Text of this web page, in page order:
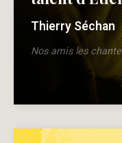
Thierry Séchan
Nos amis les